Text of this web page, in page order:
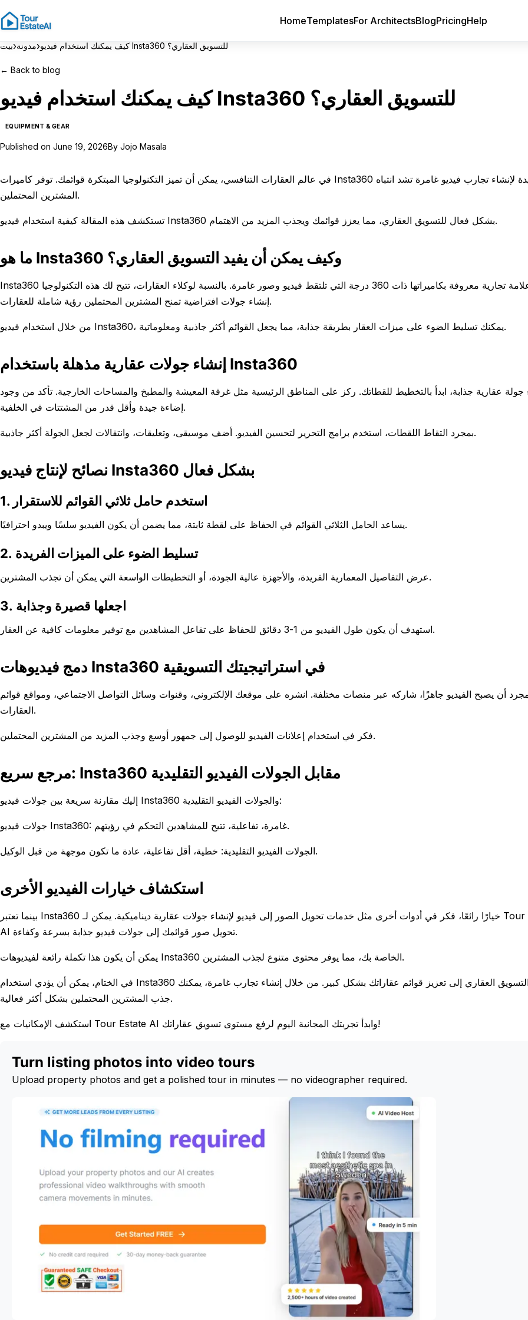
HomeTemplatesFor ArchitectsBlogPricingHelp
بيت›مدونة› كيف يمكنك استخدام فيديو Insta360 للتسويق العقاري؟
← Back to blog
كيف يمكنك استخدام فيديو Insta360 للتسويق العقاري؟
EQUIPMENT & GEAR
Published on June 19, 2026By Jojo Masala
في عالم العقارات التنافسي، يمكن أن تميز التكنولوجيا المبتكرة قوائمك. توفر كاميرات Insta360 فرصًا فريدة لإنشاء تجارب فيديو غامرة تشد انتباه
المشترين المحتملين.
تستكشف هذه المقالة كيفية استخدام فيديو Insta360 بشكل فعال للتسويق العقاري، مما يعزز قوائمك ويجذب المزيد من الاهتمام.
ما هو Insta360 وكيف يمكن أن يفيد التسويق العقاري؟
Insta360 هي علامة تجارية معروفة بكاميراتها ذات 360 درجة التي تلتقط فيديو وصور غامرة. بالنسبة لوكلاء العقارات، تتيح لك هذه التكنولوجيا
إنشاء جولات افتراضية تمنح المشترين المحتملين رؤية شاملة للعقارات.
من خلال استخدام فيديو Insta360، يمكنك تسليط الضوء على ميزات العقار بطريقة جذابة، مما يجعل القوائم أكثر جاذبية ومعلوماتية.
إنشاء جولات عقارية مذهلة باستخدام Insta360
جولة عقارية جذابة، ابدأ بالتخطيط للقطاتك. ركز على المناطق الرئيسية مثل غرفة المعيشة والمطبخ والمساحات الخارجية. تأكد من وجود
إضاءة جيدة وأقل قدر من المشتتات في الخلفية.
بمجرد التقاط اللقطات، استخدم برامج التحرير لتحسين الفيديو. أضف موسيقى، وتعليقات، وانتقالات لجعل الجولة أكثر جاذبية.
نصائح لإنتاج فيديو Insta360 بشكل فعال
1. استخدم حامل ثلاثي القوائم للاستقرار
يساعد الحامل الثلاثي القوائم في الحفاظ على لقطة ثابتة، مما يضمن أن يكون الفيديو سلسًا ويبدو احترافيًا.
2. تسليط الضوء على الميزات الفريدة
عرض التفاصيل المعمارية الفريدة، والأجهزة عالية الجودة، أو التخطيطات الواسعة التي يمكن أن تجذب المشترين.
3. اجعلها قصيرة وجذابة
استهدف أن يكون طول الفيديو من 1-3 دقائق للحفاظ على تفاعل المشاهدين مع توفير معلومات كافية عن العقار.
دمج فيديوهات Insta360 في استراتيجيتك التسويقية
أن يصبح الفيديو جاهزًا، شاركه عبر منصات مختلفة. انشره على موقعك الإلكتروني، وقنوات وسائل التواصل الاجتماعي، ومواقع قوائم
العقارات.
فكر في استخدام إعلانات الفيديو للوصول إلى جمهور أوسع وجذب المزيد من المشترين المحتملين.
مرجع سريع: Insta360 مقابل الجولات الفيديو التقليدية
إليك مقارنة سريعة بين جولات فيديو Insta360 والجولات الفيديو التقليدية:
جولات فيديو Insta360: غامرة، تفاعلية، تتيح للمشاهدين التحكم في رؤيتهم.
الجولات الفيديو التقليدية: خطية، أقل تفاعلية، عادة ما تكون موجهة من قبل الوكيل.
استكشاف خيارات الفيديو الأخرى
بينما تعتبر Insta360 خيارًا رائعًا، فكر في أدوات أخرى مثل خدمات تحويل الصور إلى فيديو لإنشاء جولات عقارية ديناميكية. يمكن لـ Tour Estate
AI تحويل صور قوائمك إلى جولات فيديو جذابة بسرعة وكفاءة.
يمكن أن يكون هذا تكملة رائعة لفيديوهات Insta360 الخاصة بك، مما يوفر محتوى متنوع لجذب المشترين.
في الختام، يمكن أن يؤدي استخدام Insta360 في التسويق العقاري إلى تعزيز قوائم عقاراتك بشكل كبير. من خلال إنشاء تجارب غامرة، يمكنك
جذب المشترين المحتملين بشكل أكثر فعالية.
استكشف الإمكانيات مع Tour Estate AI وابدأ تجربتك المجانية اليوم لرفع مستوى تسويق عقاراتك!
Turn listing photos into video tours
Upload property photos and get a polished tour in minutes — no videographer required.